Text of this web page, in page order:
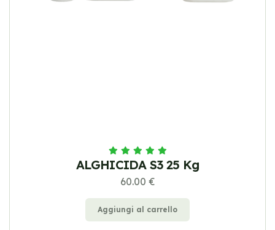
ALGHICIDA S3 25 Kg
60.00 €
Aggiungi al carrello